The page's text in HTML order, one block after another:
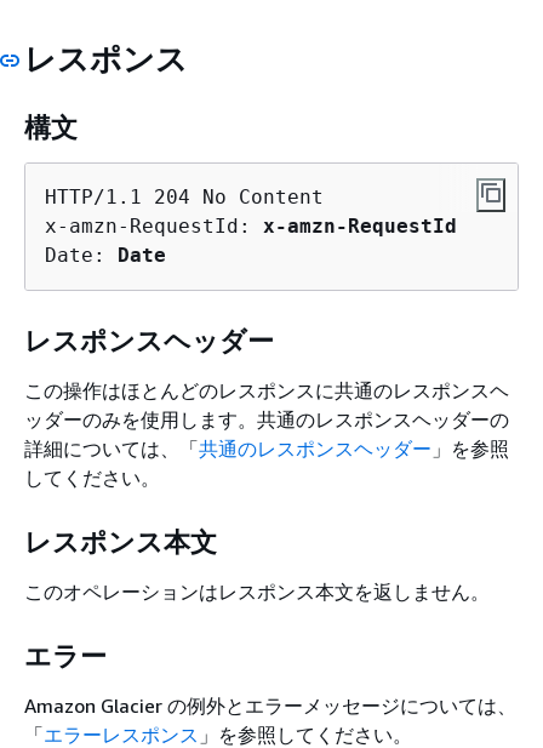
レスポンス
構文
HTTP/1.1 204 No Content
x-amzn-RequestId: x-amzn-RequestId
Date: Date
レスポンスヘッダー
この操作はほとんどのレスポンスに共通のレスポンスヘ
ッダーのみを使用します。共通のレスポンスヘッダーの
詳細については、「共通のレスポンスヘッダー 」を参照
してください。
レスポンス本文
このオペレーションはレスポンス本文を返しません。
エラー
Amazon Glacier の例外とエラーメッセージについては、
「エラーレスポンス 」を参照してください。